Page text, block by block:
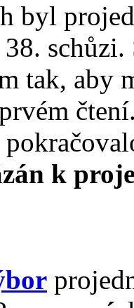
byl
38.
tak, aby
k